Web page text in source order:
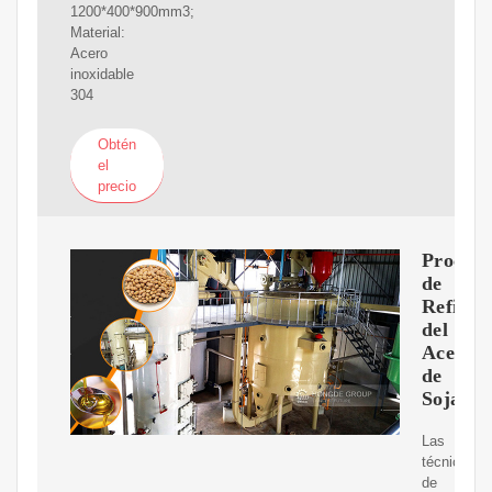
1200*400*900mm3;
Material:
Acero
inoxidable
304
Obtén
el
precio
Proceso
de
del
Aceite
de
Soja
Las
técnicas
de